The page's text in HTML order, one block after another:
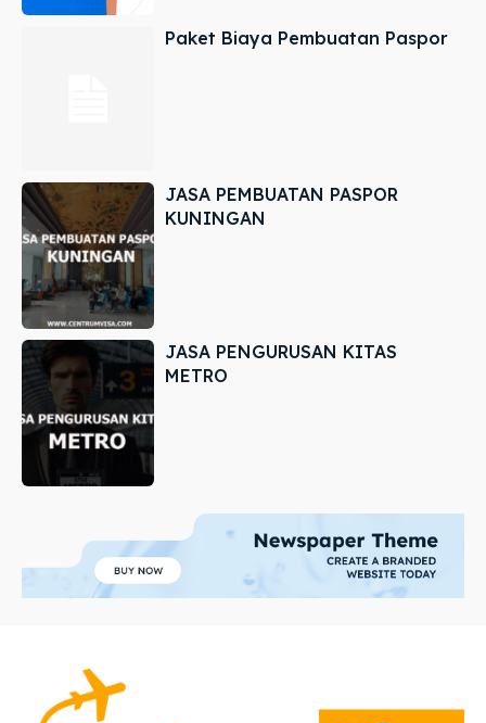
Paket Biaya Pembuatan Paspor
JASA PEMBUATAN PASPOR
KUNINGAN
JASA PENGURUSAN KITAS
METRO